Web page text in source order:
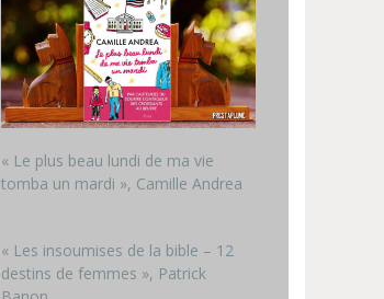
« Le plus beau lundi de ma vie
tomba un mardi », Camille Andrea
« Les insoumises de la bible – 12
destins de femmes », Patrick